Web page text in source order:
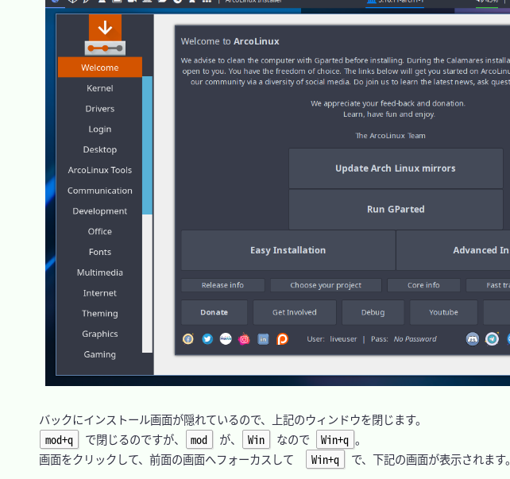
バックにインストール画面が隠れているので、上記のウィンドウを閉じます。
mod+q
で閉じるのですが、 mod が、 Win なので Win+q 。
画面をクリックして、前面の画面へフォーカスして
Win+q で、下記の画面が表示されます。